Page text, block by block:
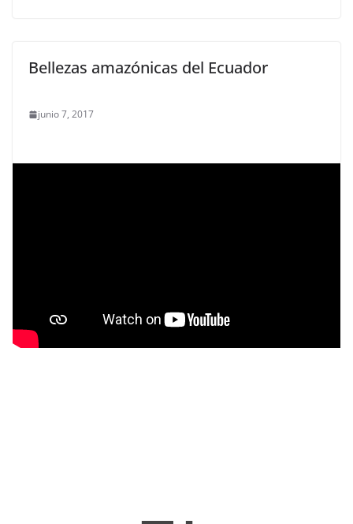
Bellezas amazónicas del Ecuador
junio 7, 2017